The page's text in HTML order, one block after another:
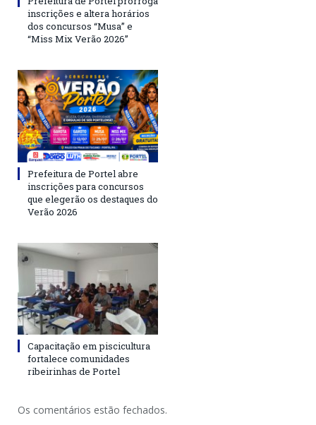
inscrições e altera horários
dos concursos “Musa” e
“Miss Mix Verão 2026”
Prefeitura de Portel abre
inscrições para concursos
que elegerão os destaques do
Verão 2026
Capacitação em piscicultura
fortalece comunidades
ribeirinhas de Portel
Os comentários estão fechados.